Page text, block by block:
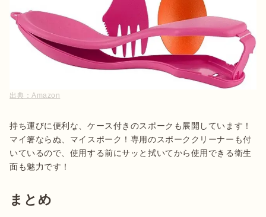
出典：Amazon
持ち運びに便利な、ケース付きのスポークも展開しています！
マイ箸ならぬ、マイスポーク！専用のスポーククリーナーも付
いているので、使用する前にサッと拭いてから使用できる衛生
面も魅力です！
まとめ